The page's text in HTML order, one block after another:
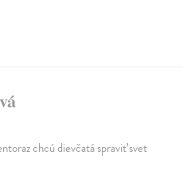
chcú dievčatá spraviť svet